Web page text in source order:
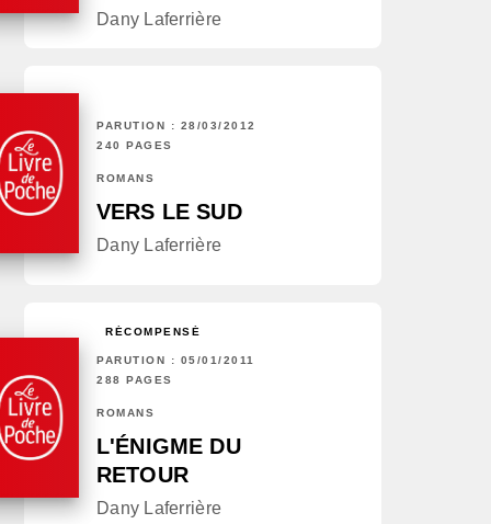
Dany Laferrière
PARUTION : 28/03/2012
240 PAGES
ROMANS
VERS LE SUD
Dany Laferrière
RÉCOMPENSÉ
PARUTION : 05/01/2011
288 PAGES
ROMANS
L'ÉNIGME DU
RETOUR
Dany Laferrière